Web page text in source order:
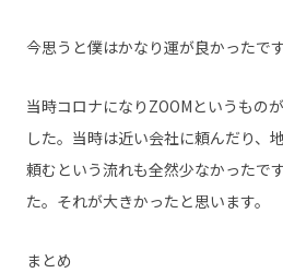
今思うと僕はかなり運が良かったです
当時コロナになりZOOMというもの
した。当時は近い会社に頼んだり、
頼むという流れも全然少なかったで
た。それが大きかったと思います。
まとめ